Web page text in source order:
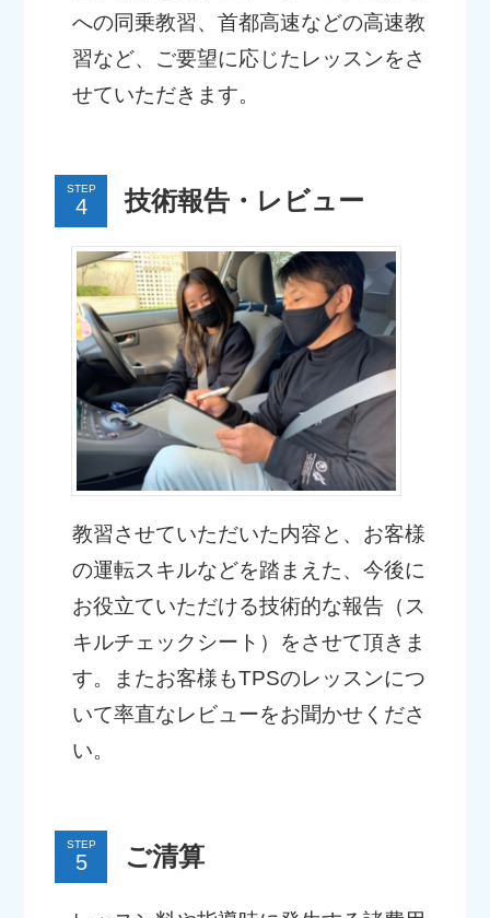
への同乗教習、首都高速などの高速教
習など、ご要望に応じたレッスンをさ
せていただきます。
STEP 技術報告・レビュー
教習させていただいた内容と、お客様
の運転スキルなどを踏まえた、今後に
お役立ていただける技術的な報告（ス
キルチェックシート）をさせて頂きま
す。またお客様もTPSのレッスンにつ
いて率直なレビューをお聞かせくださ
い。
STEP ご清算